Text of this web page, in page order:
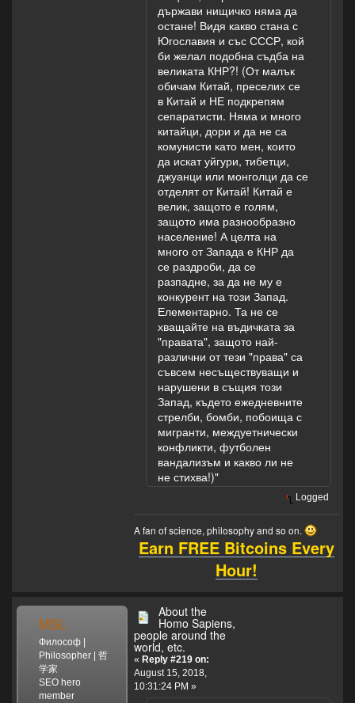
държави нищичко няма да
остане! Видя какво стана с
Югославия и със СССР, кой
би желал подобна съдба на
великата КНР?! (От малък
обичам Китай, преселих се
в Китай и НЕ подкрепям
сепаратисти. Няма и много
китайци, дори и да не са
комунисти като мен, които
да искат уйгури, тибетци,
джуанци или монголци да се
отделят от Китай! Китай е
велик, защото е голям,
защото има разнообразно
население! А целта на
много от Запада е КНР да
се раздроби, да се
разпадне, за да не му е
конкурент на този Запад.
Елементарно. Та не се
хващайте на въдичката за
"правата", защото най-
различни от тези "права" са
съвсем несъществуващи и
нарушени в същия този
Запад, където ежедневните
стрелби, бомби, побоища с
мигранти, междуетнически
конфликти, футболен
вандализъм и какво ли не
не стихва!)"
Logged
A fan of science, philosophy and so on.
Earn FREE Bitcoins Every
Hour!
MSL
Философ |
Philosopher | 哲
学家
SEO hero
member
About the
Homo Sapiens,
people around the
world, etc.
« Reply #219 on:
August 15, 2018,
10:31:24 PM »